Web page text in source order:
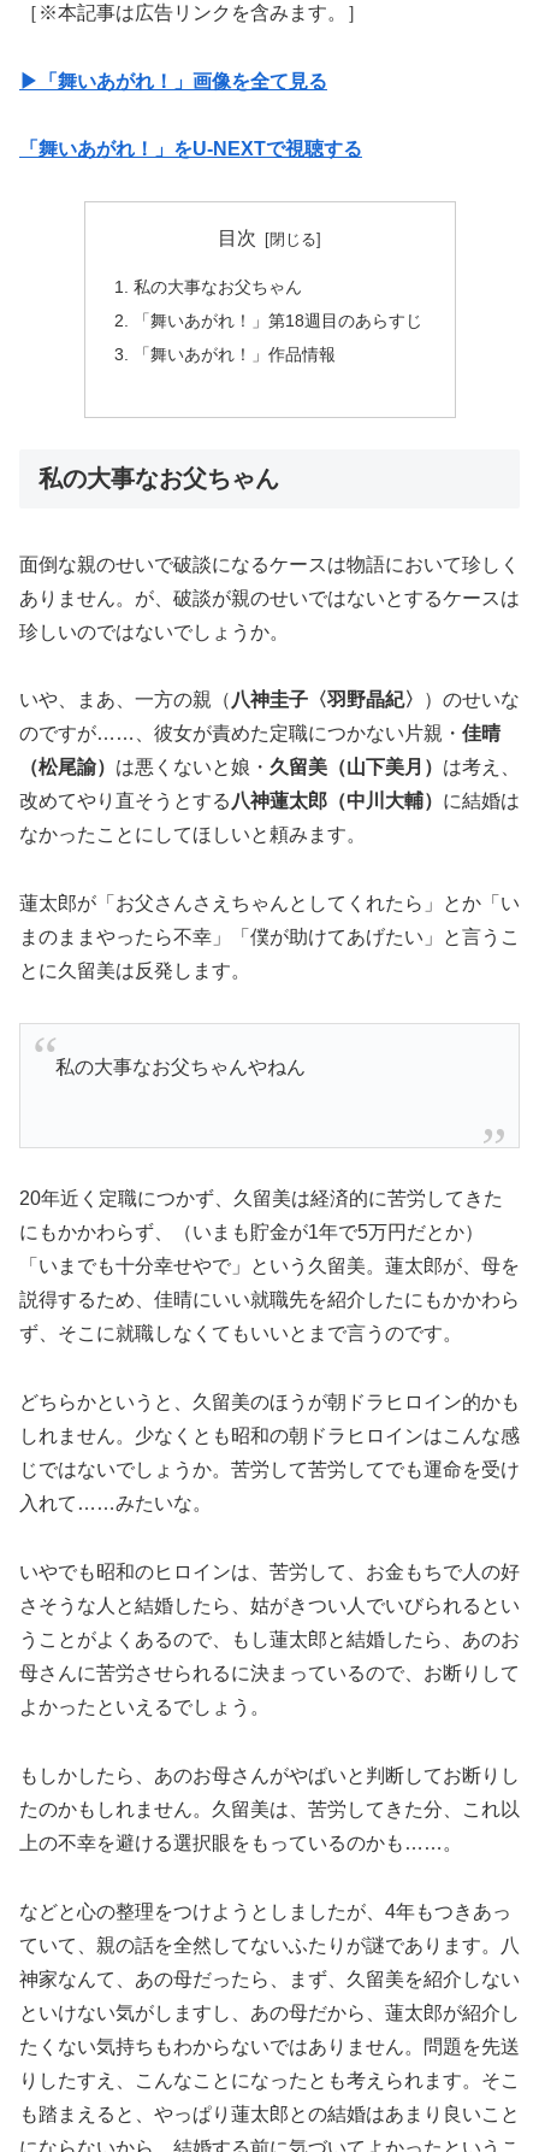
［※本記事は広告リンクを含みます。］
▶︎「舞いあがれ！」画像を全て見る
「舞いあがれ！」をU-NEXTで視聴する
目次
私の大事なお父ちゃん
「舞いあがれ！」第18週目のあらすじ
「舞いあがれ！」作品情報
私の大事なお父ちゃん
面倒な親のせいで破談になるケースは物語において珍しく
ありません。が、破談が親のせいではないとするケースは
珍しいのではないでしょうか。
いや、まあ、一方の親（ 八神圭子〈羽野晶紀〉
）のせいな
のですが……、彼女が責めた定職につかない片親・ 佳晴
（松尾諭） は悪くないと娘・ 久留美（山下美月） は考え、
改めてやり直そうとする 八神蓮太郎（中川大輔） に結婚は
なかったことにしてほしいと頼みます。
蓮太郎が「お父さんさえちゃんとしてくれたら」とか「い
まのままやったら不幸」「僕が助けてあげたい」と言うこ
とに久留美は反発します。
私の大事なお父ちゃんやねん
20年近く定職につかず、久留美は経済的に苦労してきた
にもかかわらず、（いまも貯金が1年で5万円だとか）
「いまでも十分幸せやで」という久留美。蓮太郎が、母を
説得するため、佳晴にいい就職先を紹介したにもかかわら
ず、そこに就職しなくてもいいとまで言うのです。
どちらかというと、久留美のほうが朝ドラヒロイン的かも
しれません。少なくとも昭和の朝ドラヒロインはこんな感
じではないでしょうか。苦労して苦労してでも運命を受け
入れて……みたいな。
いやでも昭和のヒロインは、苦労して、お金もちで人の好
さそうな人と結婚したら、姑がきつい人でいびられるとい
うことがよくあるので、もし蓮太郎と結婚したら、あのお
母さんに苦労させられるに決まっているので、お断りして
よかったといえるでしょう。
もしかしたら、あのお母さんがやばいと判断してお断りし
たのかもしれません。久留美は、苦労してきた分、これ以
上の不幸を避ける選択眼をもっているのかも……。
などと心の整理をつけようとしましたが、4年もつきあっ
ていて、親の話を全然してないふたりが謎であります。八
神家なんて、あの母だったら、まず、久留美を紹介しない
といけない気がしますし、あの母だから、蓮太郎が紹介し
たくない気持ちもわからないではありません。問題を先送
りしたすえ、こんなことになったとも考えられます。そこ
も踏まえると、やっぱり蓮太郎との結婚はあまり良いこと
にならないから、結婚する前に気づいてよかったというこ